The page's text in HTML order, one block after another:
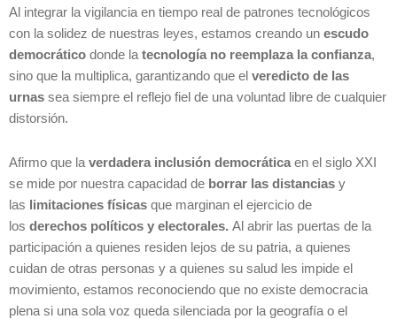
Al integrar la vigilancia en tiempo real de patrones tecnológicos
con la solidez de nuestras leyes, estamos creando un escudo
democrático donde latecnología no reemplaza la confianza,
sino que la multiplica, garantizando que el veredicto de las
urnas sea siempre el reflejo fiel de una voluntad libre de cualquier
distorsión.
Afirmo que la verdadera inclusión democrática en el siglo XXI
se mide por nuestra capacidad de borrar las distancias y
las
limitaciones físicas que marginan el ejercicio de
los derechos políticos y electorales. Al abrir las puertas de la
participación a quienes residen lejos de su patria, a quienes
cuidan de otras personas y a quienes su salud les impide el
movimiento, estamos reconociendo que no existe democracia
plena si una sola voz queda silenciada por la geografía o el